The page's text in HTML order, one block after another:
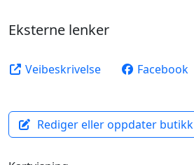
Eksterne lenker
Veibeskrivelse Facebook
Rediger eller oppdater butikk